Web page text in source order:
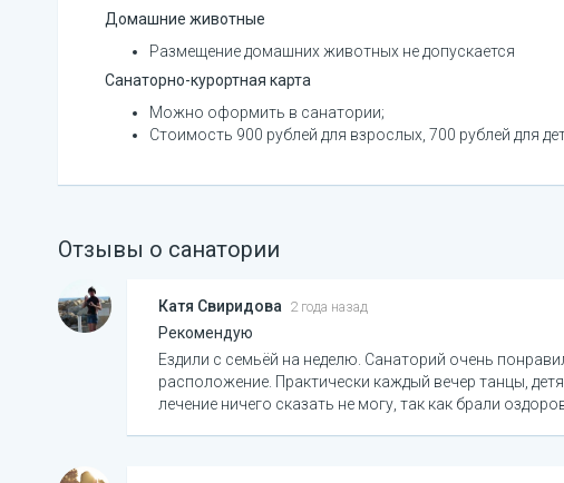
Домашние животные
Размещение домашних животных не допускается
Санаторно-курортная карта
Можно оформить в санатории;
Стоимость 900 рублей для взрослых, 700 рублей для
Отзывы о санатории
Катя Свиридова 2 года назад
Рекомендую
Ездили с семьёй на неделю. Санаторий очень
расположение. Практически каждый вечер танцы,
лечение ничего сказать не могу, так как брали